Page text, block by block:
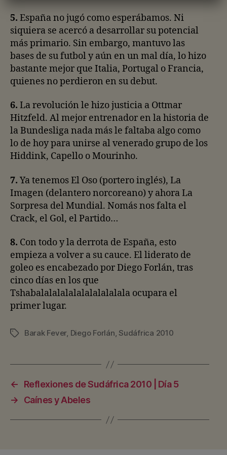
5. España no jugó como esperábamos. Ni
siquiera se acercó a desarrollar su potencial
más primario. Sin embargo, mantuvo las
bases de su futbol y aún en un mal día, lo hizo
bastante mejor que Italia, Portugal o Francia,
quienes no perdieron en su debut.
6. La revolución le hizo justicia a Ottmar
Hitzfeld. Al mejor entrenador en la historia de
la Bundesliga nada más le faltaba algo como
lo de hoy para unirse al venerado grupo de los
Hiddink, Capello o Mourinho.
7. Ya tenemos El Oso (portero inglés), La
Imagen (delantero norcoreano) y ahora La
Sorpresa del Mundial. Nomás nos falta el
Crack, el Gol, el Partido…
8. Con todo y la derrota de España, esto
empieza a volver a su cauce. El liderato de
goleo es encabezado por Diego Forlán, tras
cinco días en los que
Tshabalalalalalalalalalalala ocupara el
primer lugar.
Etiquetas
Barak Fever, Diego Forlán,Sudáfrica 2010
←
Reflexiones de Sudáfrica 2010 | Día 5
→
Caínes y Abeles